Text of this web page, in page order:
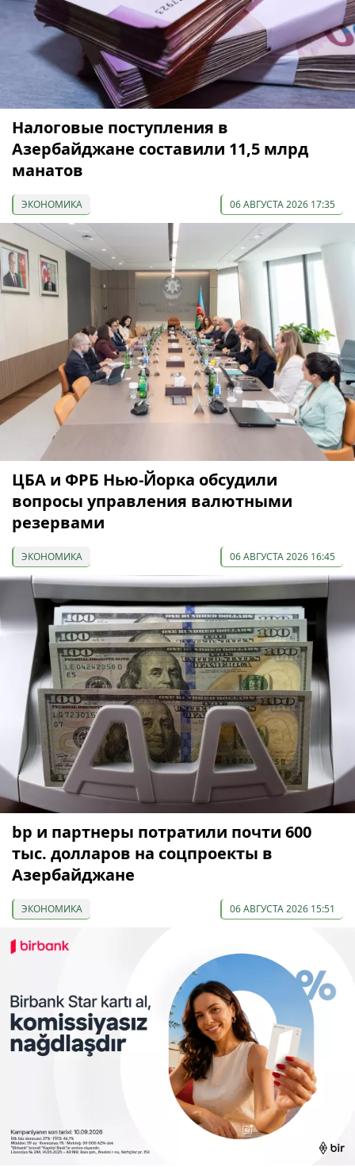
Налоговые поступления в
Азербайджане составили 11,5 млрд
манатов
ЭКОНОМИКА 06 АВГУСТА 2026 17:35
ЦБА и ФРБ Нью-Йорка обсудили
вопросы управления валютными
резервами
ЭКОНОМИКА 06 АВГУСТА 2026 16:45
bp и партнеры потратили почти 600
тыс. долларов на соцпроекты в
Азербайджане
ЭКОНОМИКА 06 АВГУСТА 2026 15:51